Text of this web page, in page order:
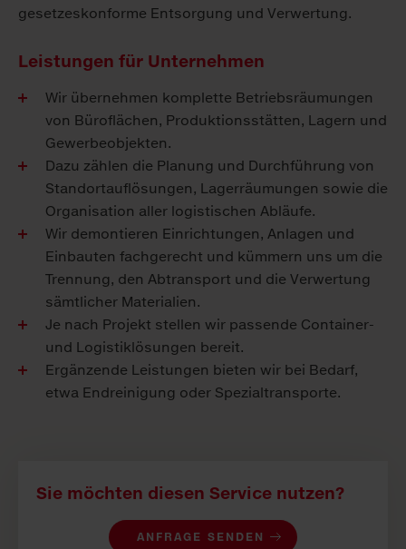
gesetzeskonforme Entsorgung und Verwertung.
Leistungen für Unternehmen
Wir übernehmen komplette Betriebsräumungen
von Büroflächen, Produktionsstätten, Lagern und
Gewerbeobjekten.
Dazu zählen die Planung und Durchführung von
Standortauflösungen, Lagerräumungen sowie die
Organisation aller logistischen Abläufe.
Wir demontieren Einrichtungen, Anlagen und
Einbauten fachgerecht und kümmern uns um die
Trennung, den Abtransport und die Verwertung
sämtlicher Materialien.
Je nach Projekt stellen wir passende Container-
und Logistiklösungen bereit.
Ergänzende Leistungen bieten wir bei Bedarf,
etwa Endreinigung oder Spezialtransporte.
Sie möchten diesen Service nutzen?
ANFRAGE SENDEN